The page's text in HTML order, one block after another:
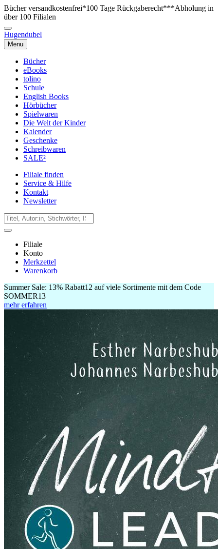
Bücher versandkostenfrei*100 Tage Rückgaberecht***Abholung in
über 100 Filialen
Hugendubel
Menu
Bücher
eBooks
tolino
Schule
English Books
Hörbücher
Spielwaren
Die Welt der Kinder
Kalender
Geschenke
Schreibwaren
SALE²
Filiale finden
Service & Hilfe
Kontakt
Newsletter
Filiale
Konto
Merkzettel
Warenkorb
Summer Sale: 13% Rabatt12 auf viele Sortimente mit dem Code
SOMMER13
mehr erfahren